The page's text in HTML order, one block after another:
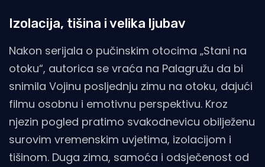
Izolacija, tišina i velika ljubav
Nakon serijala o pučinskim otocima „Stani na
otoku“, autorica se vraća na Palagružu da bi
snimila Vojinu posljednju zimu na otoku, dajući
filmu osobnu i emotivnu perspektivu. Kroz
njezin pogled pratimo svakodnevicu obilježenu
surovim vremenskim uvjetima, izolacijom i
tišinom. Duga zima, samoća i odsječenost od